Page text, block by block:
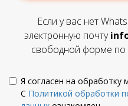
Если у вас нет
электронную почту
свободной форме по
Я согласен на обработку
С Политикой обработки